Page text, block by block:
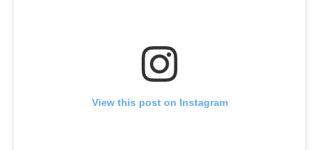
View this post on Instagram